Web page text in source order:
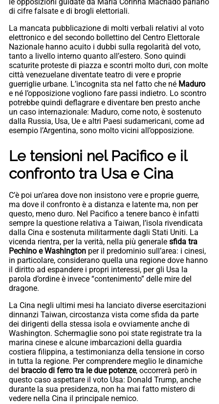
le opposizioni guidate da Maria Corinna Machado parlano
di cifre falsate e di brogli elettoriali.
La mancata pubblicazione di molti verbali relativi al voto
elettronico e del secondo bollettino del Centro Elettorale
Nazionale hanno acuito i dubbi sulla regolarità del voto,
tanto a livello interno quanto all’estero. Sono quindi
scaturite proteste di piazza e scontri molto duri, con molte
città venezuelane diventate teatro di vere e proprie
guerriglie urbane. L’incognita sta nel fatto che né Maduro
e né l’opposizione vogliono fare passi indietro. Lo scontro
potrebbe quindi deflagrare e diventare ben presto anche
un caso internazionale: Maduro, come noto, è sostenuto
dalla Russia, Usa, Ue e altri Paesi sudamericani, come ad
esempio l’Argentina, sono molto vicini all’opposizione.
Le tensioni nel Pacifico e il
confronto tra Usa e Cina
C’è poi un’area dove non insistono vere e proprie guerre,
ma dove il confronto è a distanza e latente ma, non per
questo, meno duro. Nel Pacifico a tenere banco è infatti
sempre la questione relativa a Taiwan, l’isola rivendicata
dalla Cina e sostenuta militarmente dagli Stati Uniti. La
vicenda rientra, per la verità, nella più generale sfida tra
Pechino e Washington per il predominio sull’area: i cinesi,
in particolare, considerano quella una regione dove hanno
il diritto ad espandere i propri interessi, per gli Usa la
parola d’ordine è invece “contenimento” delle mire del
dragone.
La Cina negli ultimi mesi ha lanciato diverse esercitazioni
dinnanzi Taiwan, circostanza vista come sfida da parte
dei dirigenti della stessa isola e ovviamente anche di
Washington. Schermaglie sono poi state registrate tra la
marina cinese e alcune imbarcazioni della guardia
costiera filippina, a testimonianza della tensione in corso
in tutta la regione. Per comprendere meglio le dinamiche
del braccio di ferro tra le due potenze, occorrerà però in
questo caso aspettare il voto Usa: Donald Trump, anche
durante la sua presidenza, non ha mai fatto mistero di
vedere nella Cina il principale nemico.